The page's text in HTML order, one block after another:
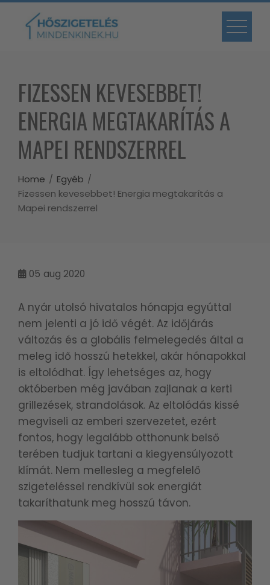
Skip
content
FIZESSEN KEVESEBBET!
ENERGIA MEGTAKARÍTÁS A
MAPEI RENDSZERREL
Home
Egyéb
Fizessen kevesebbet! Energia megtakarítás a
Mapei rendszerrel
05 aug 2020
A nyár utolsó hivatalos hónapja egyúttal
nem jelenti a jó idő végét. Az időjárás
változás és a globális felmelegedés által a
meleg idő hosszú hetekkel, akár hónapokkal
is eltolódhat. Így lehetséges az, hogy
októberben még javában zajlanak a kerti
grillezések, strandolások. Az eltolódás kissé
megviseli az emberi szervezetet, ezért
fontos, hogy legalább otthonunk belső
terében tudjuk tartani a kiegyensúlyozott
klímát. Nem mellesleg a megfelelő
szigeteléssel rendkívül sok energiát
takaríthatunk meg hosszú távon.